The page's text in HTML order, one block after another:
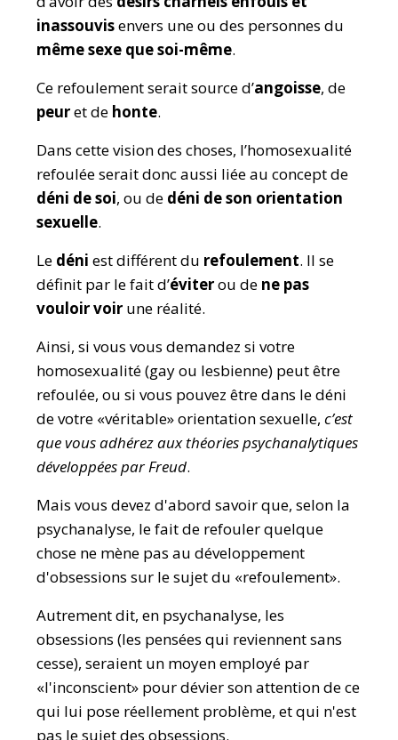
inassouvisenvers une ou des personnes du
même sexe que soi-même.
Ce refoulement serait source d’angoisse, de
peuret de honte.
Dans cette vision des choses, l’homosexualité
refoulée serait donc aussi liée au concept de
déni de soi, ou de déni de son orientation
sexuelle.
Le déni est différent du refoulement. Il se
définit par le fait d’éviterou de ne pas
vouloir voir une réalité.
Ainsi, si vous vous demandez si votre
homosexualité (gay ou lesbienne) peut être
refoulée, ou si vous pouvez être dans le déni
de votre «véritable» orientation sexuelle, c’est
que vous adhérez aux théories psychanalytiques
développées par Freud.
Mais vous devez d'abord savoir que, selon la
psychanalyse, le fait de refouler quelque
chose ne mène pas au développement
d'obsessions sur le sujet du «refoulement».
Autrement dit, en psychanalyse, les
obsessions (les pensées qui reviennent sans
cesse), seraient un moyen employé par
«l'inconscient» pour dévier son attention de ce
qui lui pose réellement problème, et qui n'est
pas le sujet des obsessions.